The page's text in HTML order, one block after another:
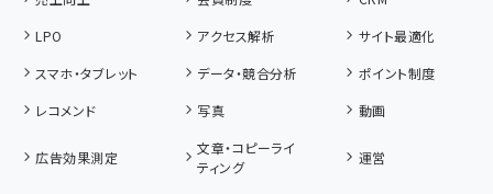
LPO
アクセス解析
サイト最適化
スマホ・タブレット
データ・競合分析
ポイント制度
レコメンド
写真 動画
広告効果測定
文章・コピーライ
ティング
運営